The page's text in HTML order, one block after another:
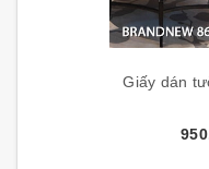
Giấy dán